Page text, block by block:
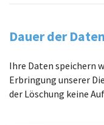
Dauer der
Ihre Daten speichern
Erbringung unserer
der Löschung keine